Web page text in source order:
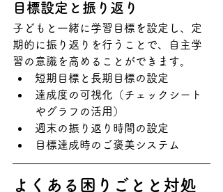
目標設定と振り返り
子どもと一緒に学習目標を設定し、定
期的に振り返りを行うことで、自主学
習の意識を高めることができます。
短期目標と長期目標の設定
達成度の可視化（チェックシート
やグラフの活用）
週末の振り返り時間の設定
目標達成時のご褒美システム
よくある困りごとと対処